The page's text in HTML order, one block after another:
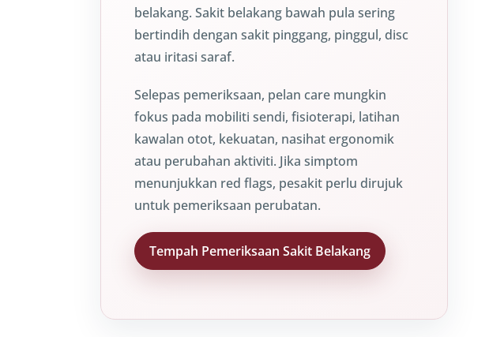
belakang. Sakit belakang bawah pula sering
bertindih dengan sakit pinggang, pinggul, disc
atau iritasi saraf.
Selepas pemeriksaan, pelan care mungkin
fokus pada mobiliti sendi, fisioterapi, latihan
kawalan otot, kekuatan, nasihat ergonomik
atau perubahan aktiviti. Jika simptom
menunjukkan red flags, pesakit perlu dirujuk
untuk pemeriksaan perubatan.
Tempah Pemeriksaan Sakit Belakang